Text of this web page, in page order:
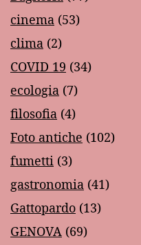
cinema (53)
clima (2)
COVID 19 (34)
ecologia (7)
filosofia (4)
Foto antiche (102)
fumetti (3)
gastronomia (41)
Gattopardo (13)
GENOVA (69)